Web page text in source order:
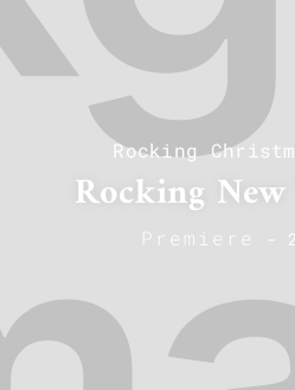
Rocking
Rocking
Premiere -